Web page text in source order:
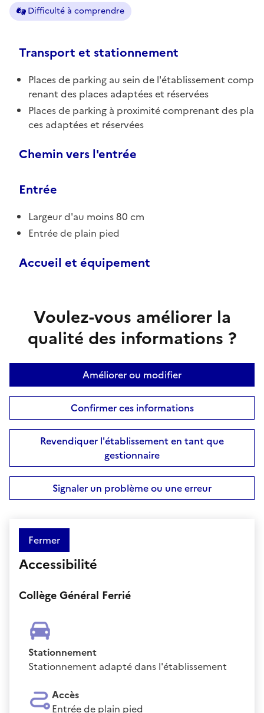
Difficulté à comprendre
Transport et stationnement
Places de parking au sein de l'établissement comp
renant des places adaptées et réservées
Places de parking à proximité comprenant des pla
ces adaptées et réservées
Chemin vers l'entrée
Entrée
Largeur d'au moins 80 cm
Entrée de plain pied
Accueil et équipement
Voulez-vous améliorer la
qualité des informations ?
Améliorer ou modifier
Confirmer ces informations
Revendiquer l'établissement en tant que
gestionnaire
Signaler un problème ou une erreur
Fermer
Accessibilité
Collège Général Ferrié
Stationnement
Stationnement adapté dans l'établissement
Accès
Entrée de plain pied